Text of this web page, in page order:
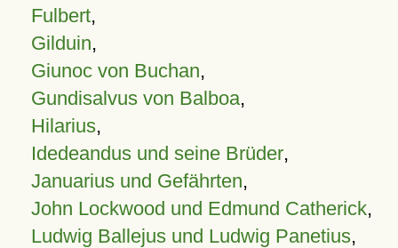
Fulbert,
Gilduin,
Giunoc von Buchan,
Gundisalvus von Balboa,
Hilarius,
Idedeandus und seine Brüder,
Januarius und Gefährten,
John Lockwood und Edmund Catherick,
Ludwig Ballejus und Ludwig Panetius,